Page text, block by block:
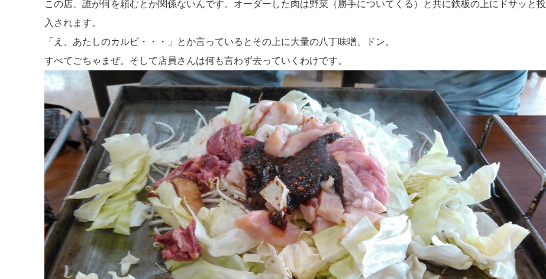
この店、誰が何を頼むとか関係ないんです。オーダーした肉は野菜（勝手についてくる）と共に鉄板の上にドサッと投
入されます。
「え、あたしのカルビ・・・」とか言っているとその上に大量の八丁味噌、ドン。
すべてごちゃまぜ。そして店員さんは何も言わず去っていくわけです。